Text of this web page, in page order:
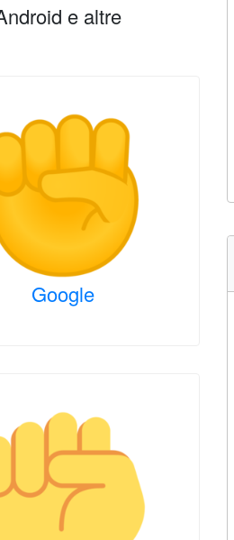
e altre
Google